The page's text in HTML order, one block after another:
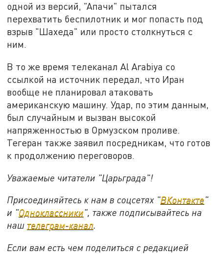
одной из версий, "Апачи" пытался
перехватить беспилотник и мог попасть под
взрыв "Шахеда" или просто столкнуться с
ним.
В то же время телеканал Al Arabiya со
ссылкой на источник передал, что Иран
вообще не планировал атаковать
американскую машину. Удар, по этим данным,
был случайным и вызван высокой
напряженностью в Ормузском проливе.
Тегеран также заявил посредникам, что готов
к продолжению переговоров.
Уважаемые читатели "Царьграда"!
Присоединяйтесь к нам в соцсетях "ВКонтакте"
и "Одноклассники", также подписывайтесь на
наш телеграм-канал.
Если вам есть чем поделиться с редакцией